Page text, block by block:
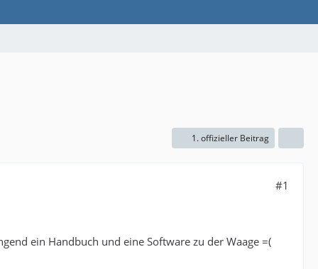
1. offizieller Beitrag
#1
ein Handbuch und eine Software zu der Waage =(